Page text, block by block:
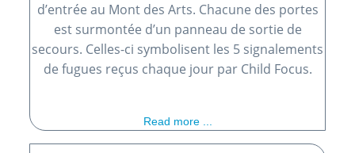
d’entrée au Mont des Arts. Chacune des portes
est surmontée d’un panneau de sortie de
secours. Celles-ci symbolisent les 5 signalements
de fugues reçus chaque jour par Child Focus.
Read more ...